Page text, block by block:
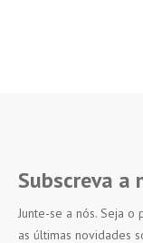
Subscreva a
Junte-se a nós. Seja
as últimas novidades